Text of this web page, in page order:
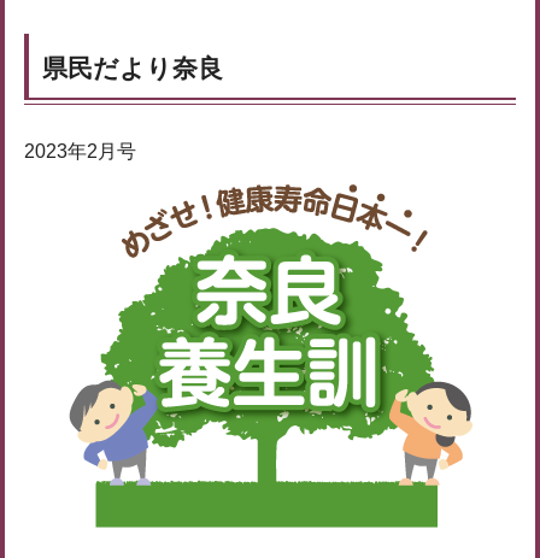
県民だより奈良
2023年2月号